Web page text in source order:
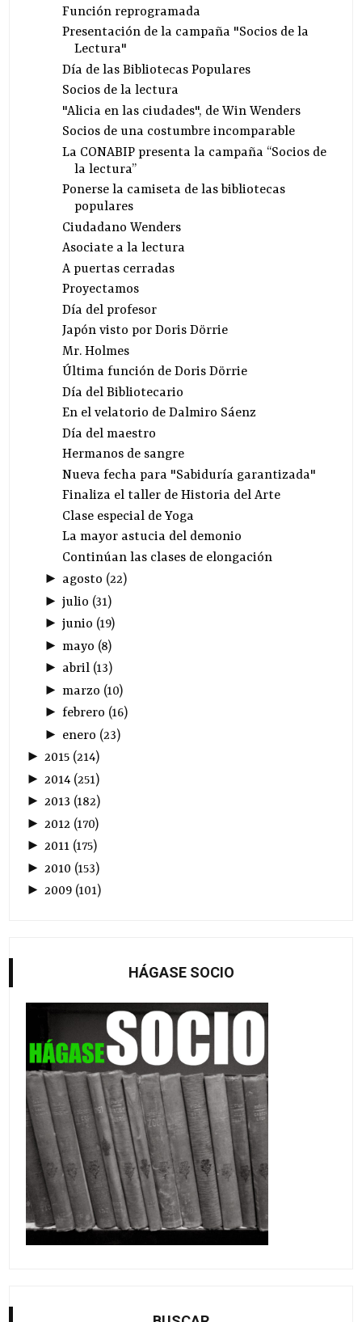
Función reprogramada
Presentación de la campaña "Socios de la
Lectura"
Día de las Bibliotecas Populares
Socios de la lectura
"Alicia en las ciudades", de Win Wenders
Socios de una costumbre incomparable
La CONABIP presenta la campaña “Socios de
la lectura”
Ponerse la camiseta de las bibliotecas
populares
Ciudadano Wenders
Asociate a la lectura
A puertas cerradas
Proyectamos
Día del profesor
Japón visto por Doris Dörrie
Mr. Holmes
Última función de Doris Dörrie
Día del Bibliotecario
En el velatorio de Dalmiro Sáenz
Día del maestro
Hermanos de sangre
Nueva fecha para "Sabiduría garantizada"
Finaliza el taller de Historia del Arte
Clase especial de Yoga
La mayor astucia del demonio
Continúan las clases de elongación
► agosto (22)
► julio (31)
► junio (19)
► mayo (8)
► abril(13)
► marzo (10)
► febrero (16)
► enero (23)
►2015 (214)
► 2014 (251)
►2013 (182)
► 2012 (170)
►2011 (175)
► 2010 (153)
►2009 (101)
HÁGASE SOCIO